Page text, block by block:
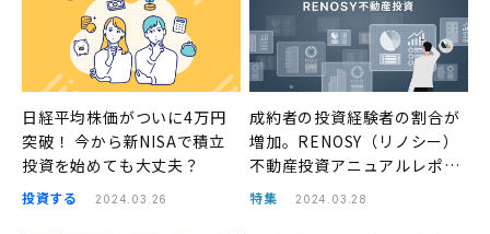
日経平均株価がついに4万円
突破！ 今から新NISAで積立
投資を始めても大丈夫？
投資する 2024.03.26
成約者の投資経験者の割合が
増加。RENOSY（リノシー）
不動産投資アニュアルレポー
ト2023年
特集 2024.03.28